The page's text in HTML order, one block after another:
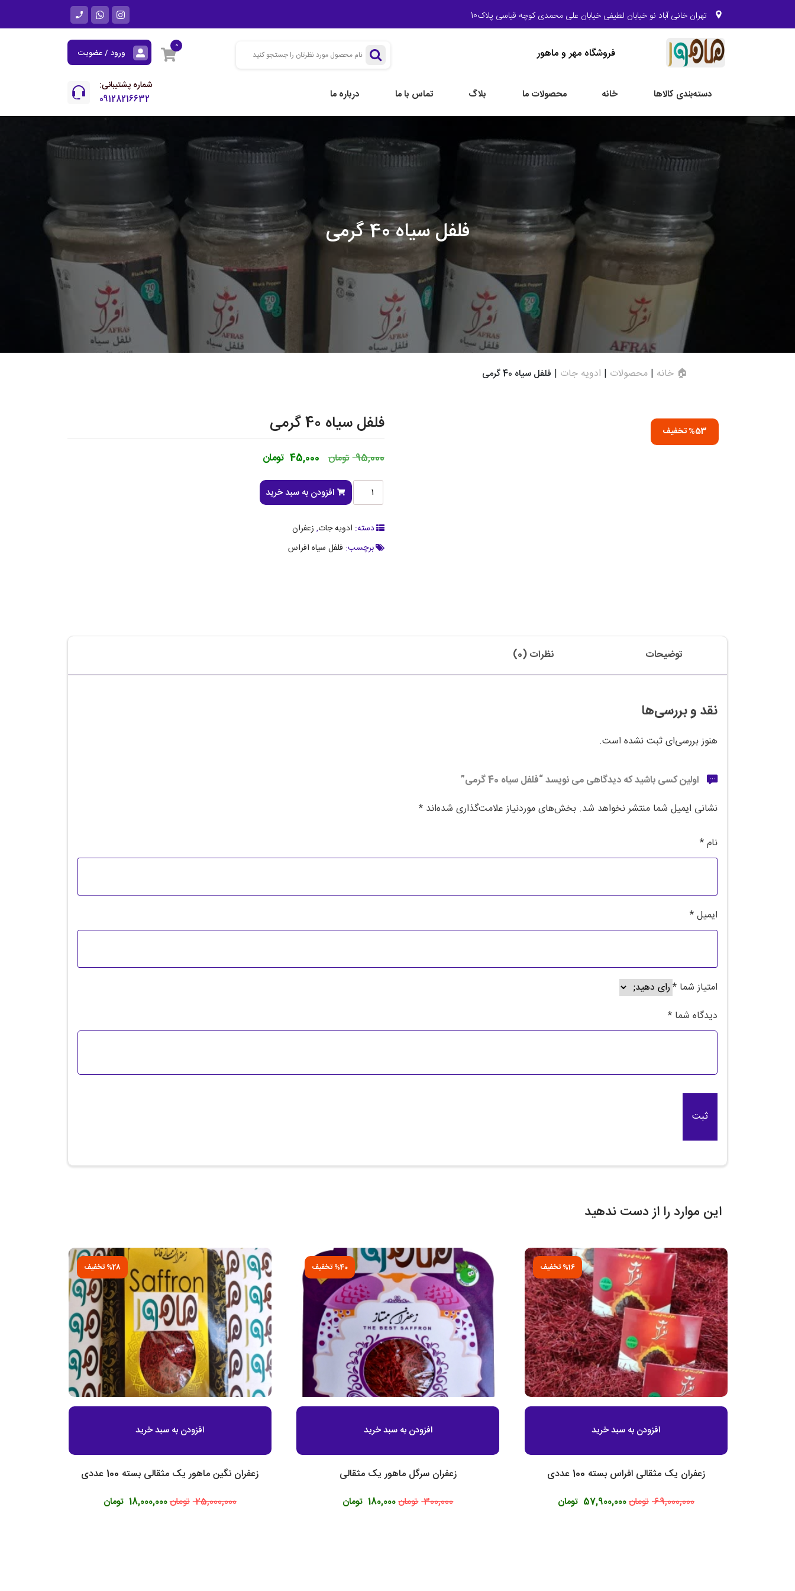
تهران خانی آباد نو خیابان لطیفی خیابان علی محمدی کوچه قیاسی پلاک10
فروشگاه مهر و ماهور
0
ورود / عضویت
دسته‌بندی کالاها خانه محصولات ما بلاگ تماس با ما درباره ما
شماره پشتیبانی:
09128216632
فلفل سیاه 40 گرمی
🏠 خانه | محصولات | ادویه جات | فلفل سیاه 40 گرمی
%53 تخفیف فلفل سیاه 40 گرمی
95,000 تومان 45,000 تومان
افزودن به سبد خرید
دسته: ادویه جات, زعفران
برچسب: فلفل سیاه افراس
توضیحات نظرات (0)
نقد و بررسی‌ها
هنوز بررسی‌ای ثبت نشده است.
اولین کسی باشید که دیدگاهی می نویسد “فلفل سیاه 40 گرمی”
نشانی ایمیل شما منتشر نخواهد شد. بخش‌های موردنیاز علامت‌گذاری شده‌اند *
نام*
ایمیل*
امتیاز شما *
دیدگاه شما *
این موارد را از دست ندهید
%16 تخفیف
افزودن به سبد خرید
زعفران یک مثقالی افراس بسته 100 عددی
69,000,000 تومان57,900,000 تومان
%40 تخفیف
افزودن به سبد خرید
زعفران سرگل ماهور یک مثقالی
300,000 تومان180,000 تومان
%28 تخفیف
افزودن به سبد خرید
زعفران نگین ماهور یک مثقالی بسته 100 عددی
25,000,000 تومان18,000,000 تومان